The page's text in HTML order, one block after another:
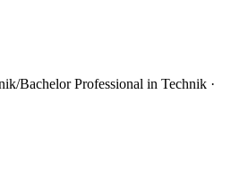
Bachelor Professional in Technik ·